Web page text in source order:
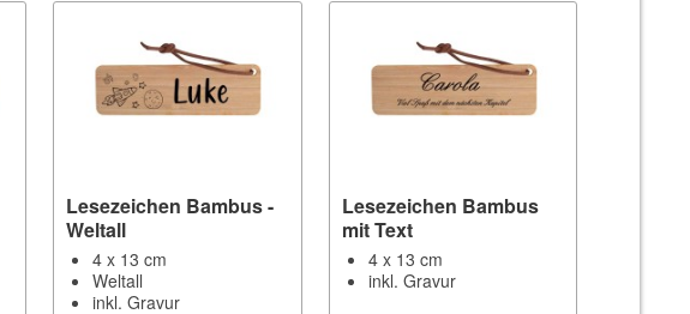
Lesezeichen Bambus -
Weltall
4 x 13 cm
Weltall
inkl. Gravur
Lesezeichen Bambus
mit Text
4 x 13 cm
inkl. Gravur